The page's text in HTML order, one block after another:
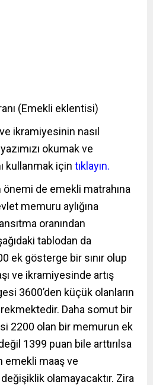
(Emekli eklentisi)
ikramiyesinin nasıl
okumak ve
kullanmak için tıklayın.
de emekli matrahına
memuru aylığına
oranından
tablodan da
ek gösterge bir sınır olup
ve ikramiyesinde artış
3600’den küçük olanların
Daha somut bir
2200 olan bir memurun ek
1399 puan bile arttırılsa
emekli maaş ve
olamayacaktır. Zira